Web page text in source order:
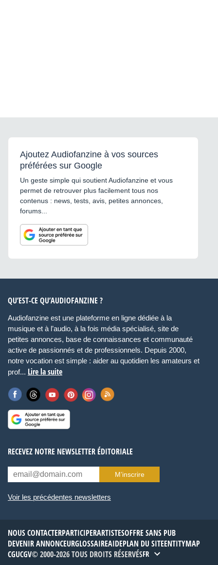
Ajoutez Audiofanzine à vos sources
préférées sur Google
Un geste simple qui soutient Audiofanzine et vous
permet de retrouver plus facilement tous nos
contenus : news, tests, avis, petites annonces,
forums...
QU’EST-CE QU’AUDIOFANZINE ?
Audiofanzine est une plateforme en ligne dédiée à la
musique et à l’audio, à la fois média spécialisé, site de
petites annonces, base de connaissances et communauté
active de passionnés et de professionnels. Depuis 2000,
notre vocation est simple : aider au quotidien les amateurs et
prof... Lire la suite
RECEVEZ NOTRE NEWSLETTER ÉDITORIALE
M’inscrire
Voir les précédentes newsletters
NOUS CONTACTERPARTICIPERARTISTESOFFRE SANS PUB
DEVENIR ANNONCEURGLOSSAIREAIDEPLAN DU SITEENTITYMAP
CGUCGV© 2000-2026 TOUS DROITS RÉSERVÉSFR